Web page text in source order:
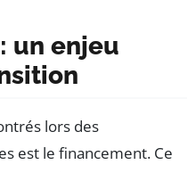
un enjeu
lors des
est le financement. Ce